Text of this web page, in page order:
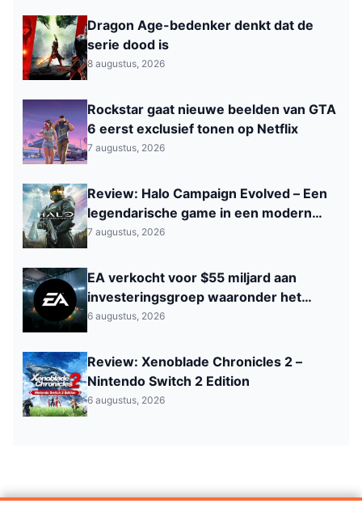
Dragon Age-bedenker denkt dat de
serie dood is
8 augustus, 2026
Rockstar gaat nieuwe beelden van GTA
6 eerst exclusief tonen op Netflix
7 augustus, 2026
Review: Halo Campaign Evolved – Een
legendarische game in een modern
jasje
7 augustus, 2026
EA verkocht voor $55 miljard aan
investeringsgroep waaronder het
Saoedi‑Arabisch PIF
6 augustus, 2026
Review: Xenoblade Chronicles 2 –
Nintendo Switch 2 Edition
6 augustus, 2026